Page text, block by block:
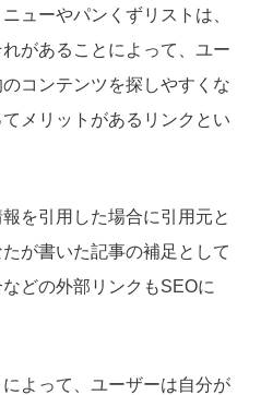
ューやパンくずリストは、
があることによって、ユー
コンテンツを探しやすくな
メリットがあるリンクとい
を引用した場合に引用元と
が書いた記事の補足として
どの外部リンクもSEOに
よって、ユーザーは自分が